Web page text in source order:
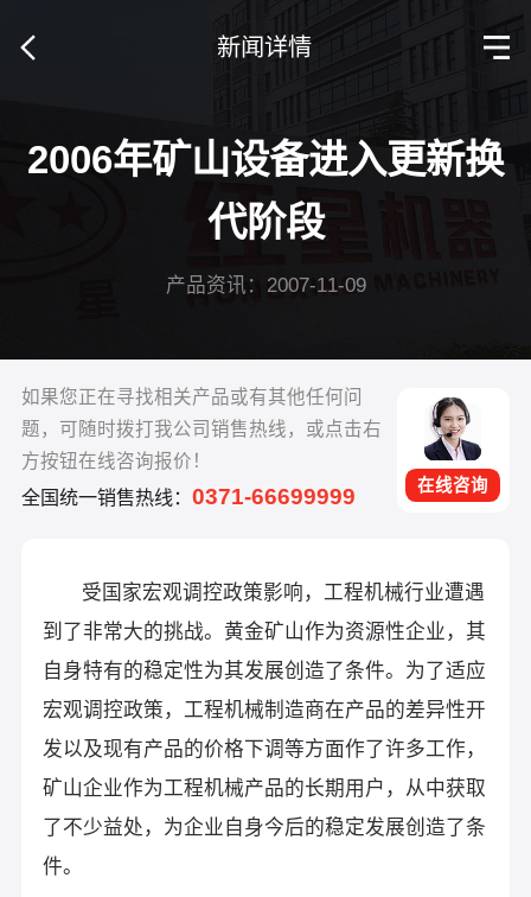
新闻详情
2006年矿山设备进入更新换
代阶段
产品资讯：2007-11-09
如果您正在寻找相关产品或有其他任何问
题，可随时拨打我公司销售热线，或点击右
方按钮在线咨询报价！
全国统一销售热线： 0371-66699999 在线咨询
受国家宏观调控政策影响，工程机械行业遭遇
到了非常大的挑战。黄金矿山作为资源性企业，其
自身特有的稳定性为其发展创造了条件。为了适应
宏观调控政策，工程机械制造商在产品的差异性开
发以及现有产品的价格下调等方面作了许多工作，
矿山企业作为工程机械产品的长期用户，从中获取
了不少益处，为企业自身今后的稳定发展创造了条
件。